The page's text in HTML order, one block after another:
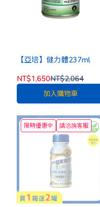
【亞培】健力體237ml
NT$1,650NT$2,064
加入購物車
限時優惠中 請洽詢客服